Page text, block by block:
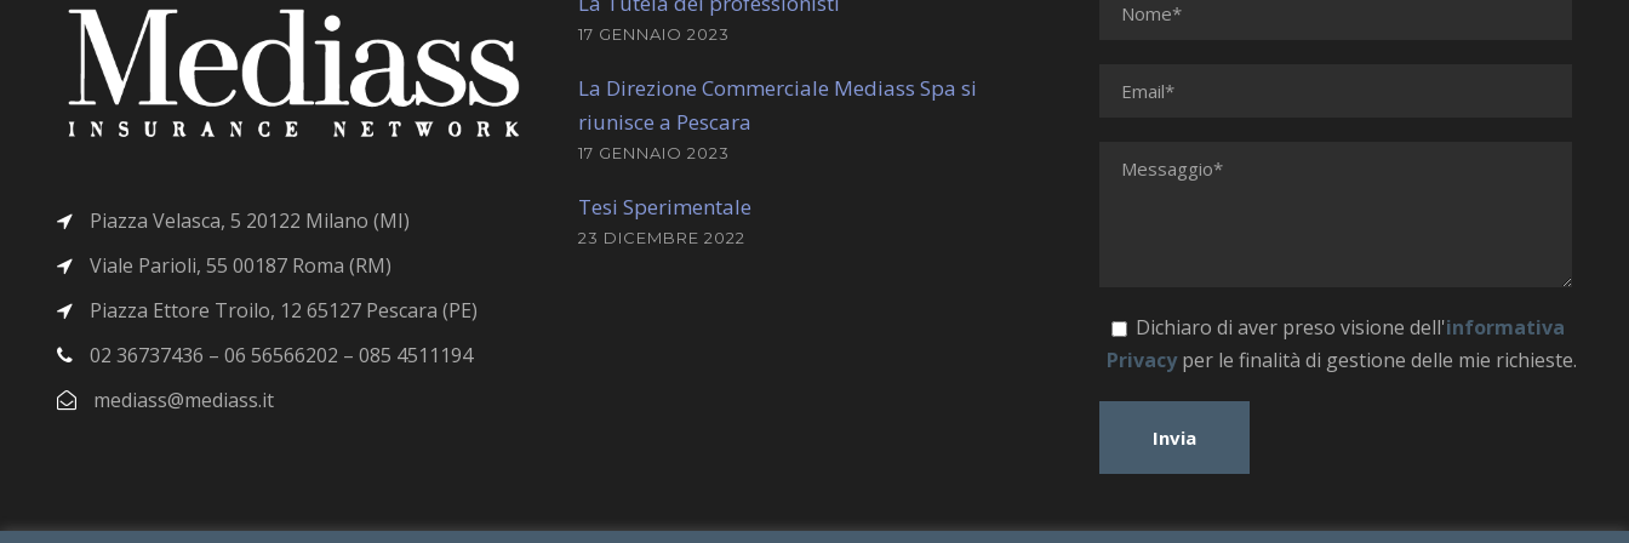
Piazza Velasca, 5 20122 Milano (MI)
Viale Parioli, 55 00187 Roma (RM)
Piazza Ettore Troilo, 12 65127 Pescara (PE)
02 36737436 – 06 56566202 – 085 4511194
mediass@mediass.it
17 GENNAIO 2023
La Direzione Commerciale Mediass Spa si
riunisce a Pescara
17 GENNAIO 2023
Tesi Sperimentale
23 DICEMBRE 2022
Dichiaro di aver preso visione dell'informativa
Privacyper le finalità di gestione delle mie richieste.